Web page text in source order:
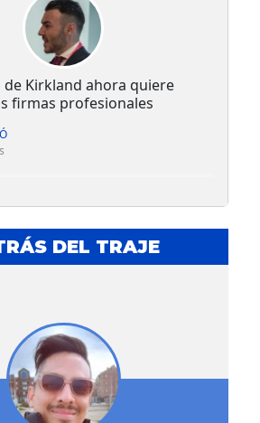
de Kirkland ahora quiere
firmas profesionales
DEL TRAJE